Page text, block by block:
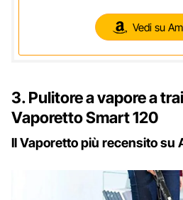
Vedi su
3. Pulitore a vapore a
Vaporetto Smart 120
Il Vaporetto più recensito su